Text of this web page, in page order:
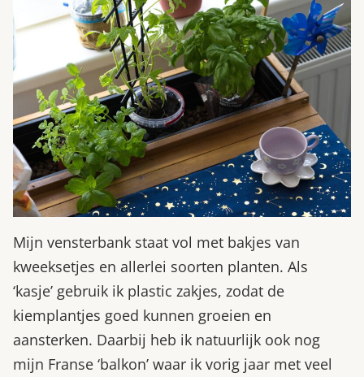
Mijn vensterbank staat vol met bakjes van
kweeksetjes en allerlei soorten planten. Als
‘kasje’ gebruik ik plastic zakjes, zodat de
kiemplantjes goed kunnen groeien en
aansterken. Daarbij heb ik natuurlijk ook nog
mijn Franse ‘balkon’ waar ik vorig jaar met veel